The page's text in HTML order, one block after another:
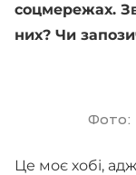
соцмережах.
них? Чи
Фото:
Це моє хобі,